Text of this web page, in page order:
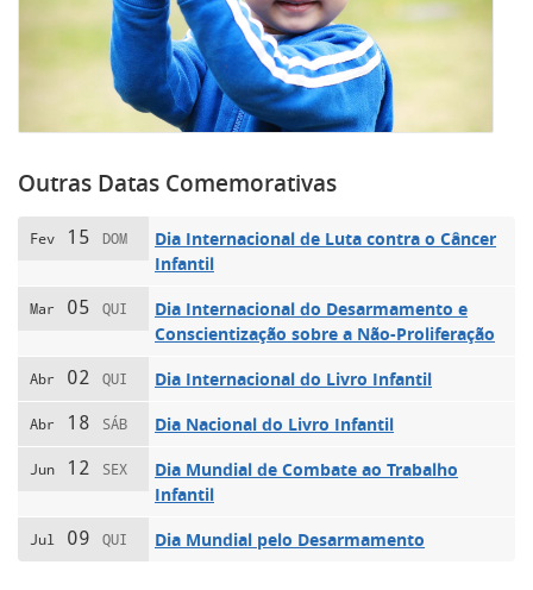
Outras Datas Comemorativas
Fev 15 DOM
Dia Internacional de Luta contra o Câncer
Infantil
Mar 05 QUI
Dia Internacional do Desarmamento e
Conscientização sobre a Não-Proliferação
Abr 02 QUI Dia Internacional do Livro Infantil
Abr 18 SÁB Dia Nacional do Livro Infantil
Jun 12 SEX
Dia Mundial de Combate ao Trabalho
Infantil
Jul 09 QUI Dia Mundial pelo Desarmamento